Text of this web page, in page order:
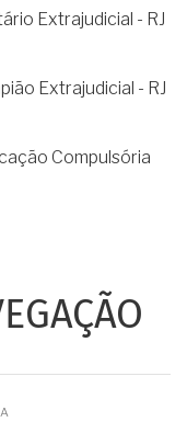
Extrajudicial - RJ
Extrajudicial - RJ
Compulsória